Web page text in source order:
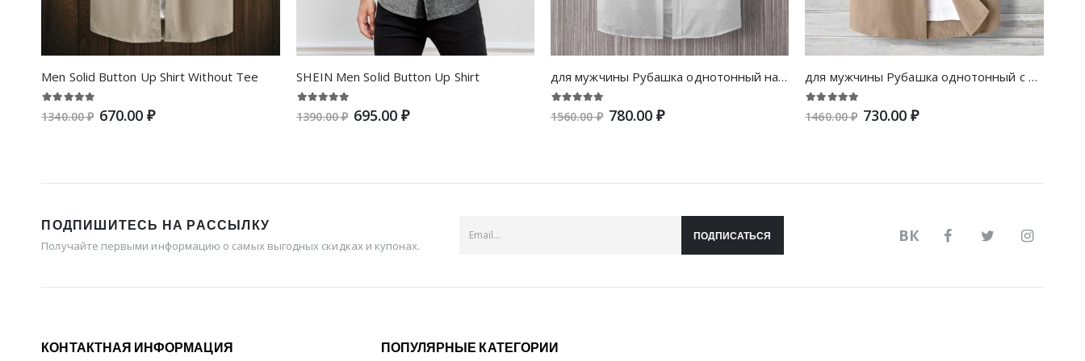
Men Solid Button Up Shirt Without Tee
1340.00 ₽ 670.00 ₽
SHEIN Men Solid Button Up Shirt
1390.00 ₽ 695.00 ₽
для мужчины Рубашка однотонный на пуговицах без футболки
1560.00 ₽ 780.00 ₽
для мужчины Рубашка однотонный с воротником-стойкой
1460.00 ₽ 730.00 ₽
ПОДПИШИТЕСЬ НА РАССЫЛКУ
Получайте первыми информацию о самых выгодных скидках и купонах.
ПОДПИСАТЬСЯ ВК
КОНТАКТНАЯ ИНФОРМАЦИЯ ПОПУЛЯРНЫЕ КАТЕГОРИИ